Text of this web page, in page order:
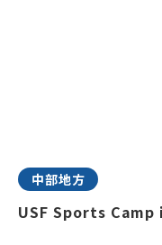
中部地方
USF Sports